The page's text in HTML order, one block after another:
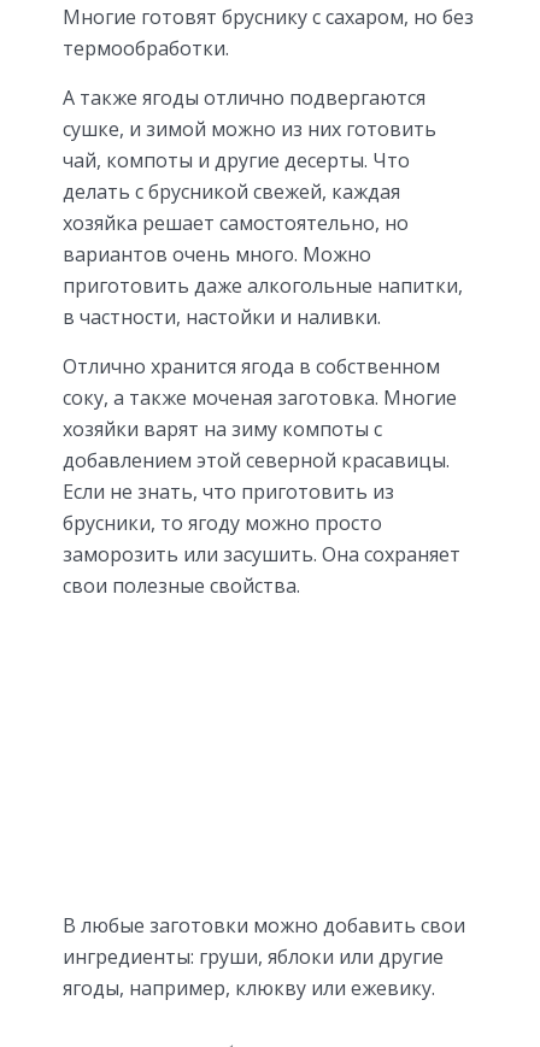
Многие готовят бруснику с сахаром, но без
термообработки.
А также ягоды отлично подвергаются
сушке, и зимой можно из них готовить
чай, компоты и другие десерты. Что
делать с брусникой свежей, каждая
хозяйка решает самостоятельно, но
вариантов очень много. Можно
приготовить даже алкогольные напитки,
в частности, настойки и наливки.
Отлично хранится ягода в собственном
соку, а также моченая заготовка. Многие
хозяйки варят на зиму компоты с
добавлением этой северной красавицы.
Если не знать, что приготовить из
брусники, то ягоду можно просто
заморозить или засушить. Она сохраняет
свои полезные свойства.
В любые заготовки можно добавить свои
ингредиенты: груши, яблоки или другие
ягоды, например, клюкву или ежевику.